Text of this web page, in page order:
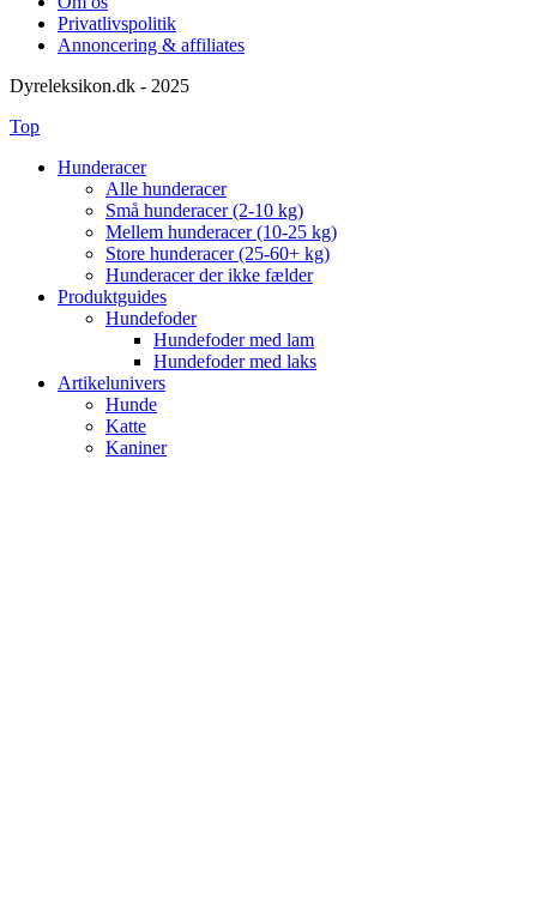
Privatlivspolitik
Annoncering & affiliates
Dyreleksikon.dk - 2025
Top
Hunderacer
Alle hunderacer
Små hunderacer (2-10 kg)
Mellem hunderacer (10-25 kg)
Store hunderacer (25-60+ kg)
Hunderacer der ikke fælder
Produktguides
Hundefoder
Hundefoder med lam
Hundefoder med laks
Artikelunivers
Hunde
Katte
Kaniner